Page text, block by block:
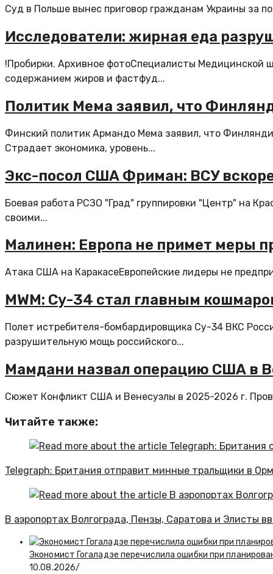
Суд в Польше вынес приговор гражданам Украины за
Исследователи: жирная еда
!Пробирки. Архивное фотоСпециалисты Медицинской
содержанием жиров и фастфуд...
Политик Мема заявил, что
Финский политик Армандо Мема заявил, что
Страдает экономика, уровень...
Экс-посол США Фриман: ВСУ
Боевая работа РСЗО "Град" группировки "Центр" на
своими...
Малинен: Европа не примет меры
Атака США на КаракасеЕвропейские лидеры не
MWM: Су-34 стал главным
Полет истребителя-бомбардировщика Су-34 ВКС
разрушительную мощь российского...
Мамдани назвал операцию США в
Сюжет Конфликт США и Венесуэлы в 2025-2026 г.
Читайте также:
Telegraph: Британия отправит минные тральщики в
В аэропортах Волгограда, Пензы, Саратова и Элисты
Экономист Гогаладзе перечислила ошибки при
10.08.2026/